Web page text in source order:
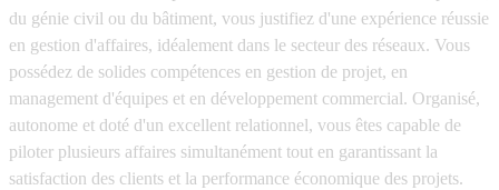
du génie civil ou du bâtiment, vous justifiez d'une expérience réussie
en gestion d'affaires, idéalement dans le secteur des réseaux. Vous
possédez de solides compétences en gestion de projet, en
management d'équipes et en développement commercial. Organisé,
autonome et doté d'un excellent relationnel, vous êtes capable de
piloter plusieurs affaires simultanément tout en garantissant la
satisfaction des clients et la performance économique des projets.